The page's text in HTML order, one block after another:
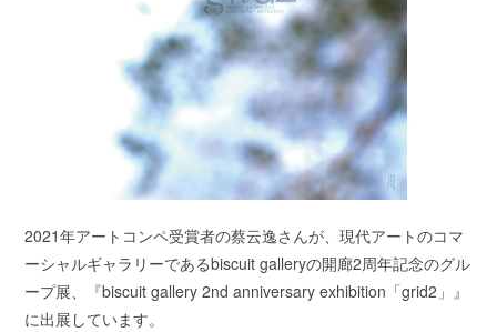
2021年アートコンペ受賞者の蔡云逸さんが、現代アートのコマ
ーシャルギャラリーであるbiscuit galleryの開廊2周年記念のグル
ープ展、『biscuit gallery 2nd anniversary exhibition「grid2」』
に出展しています。